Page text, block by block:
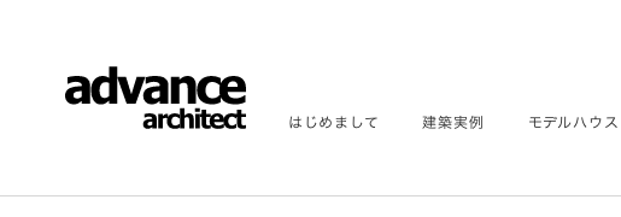
はじめまして 建築実例 モデルハウス